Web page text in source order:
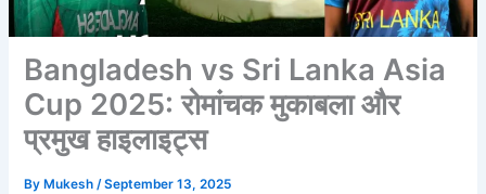
Bangladesh vs Sri Lanka Asia
Cup 2025: रोमांचक मुकाबला और
प्रमुख हाइलाइट्स
By Mukesh/September 13, 2025